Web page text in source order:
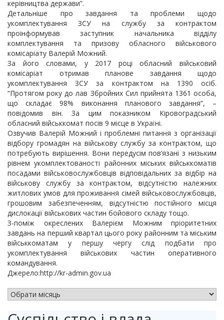
керівництва держави”.
Детальніше про завдання та проблеми щодо
укомплектування ЗСУ на службу за контрактом
проінформував заступник начальника відділу
комплектування та призову обласного військового
комісаріату Валерій Можний.
За його словами, у 2017 році обласний військовий
комісаріат отримав планове завдання щодо
укомплектування ЗСУ за контрактом на 1390 осіб.
“Протягом року до лав Збройних Сил прийнята 1361 особа,
що складає 98% виконання планового завдання”, –
повідомив він. За цим показником Кіровоградський
обласний військкомат посів 9 місце в Україні.
Озвучив Валерій Можний і проблемні питання з організації
відбору громадян на військову службу за контрактом, що
потребують вирішення. Вони передусім пов’язані з низьким
рівнем укомплектованості районних міських військкоматів
посадами військовослужбовців відповідальних за відбір на
військову службу за контрактом, відсутністю належних
житлових умов для проживання сімей військовослужбовців,
грошовим забезпеченням, відсутністю постійного місця
дислокації військових частин бойового складу тощо.
З-поміж окреслених Валерієм Можним пріоритетних
завдань на перший квартал цього року районним та міським
військкоматам у першу чергу слід подбати про
укомплектування військових частин оперативного
командування.
Джерело:http://kr-admin.gov.ua